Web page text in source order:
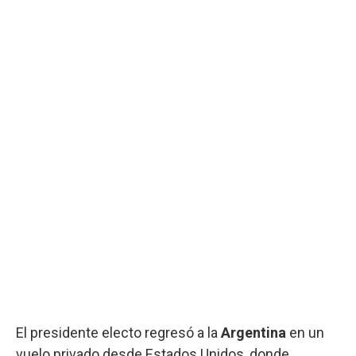
El presidente electo regresó a la Argentina en un